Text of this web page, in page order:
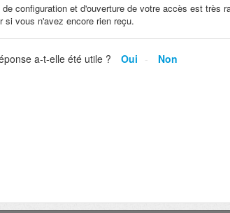
de configuration et d'ouverture de votre accès est très
si vous n'avez encore rien reçu.
a-t-elle été utile ? Oui Non